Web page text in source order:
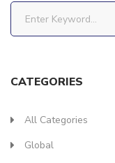
CATEGORIES
All Categories
Global